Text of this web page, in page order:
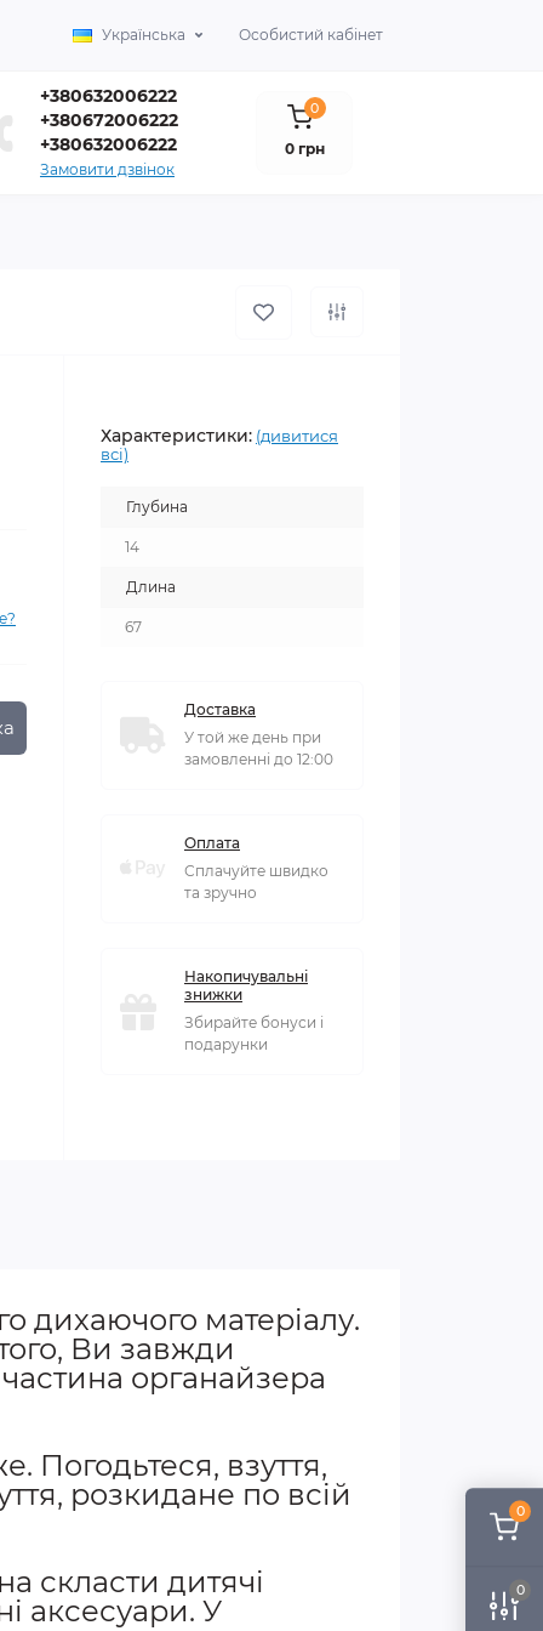
0
0
Українська Особистий кабінет
+380632006222
+380672006222
+380632006222
Замовити дзвінок
0
0 грн
Характеристики: (дивитися
всі)
Глубина
14
Длина
67
Доставка
У той же день при
замовленні до 12:00
Оплата
Сплачуйте швидко
та зручно
Накопичувальні
знижки
Збирайте бонуси і
подарунки
дихаючого матеріалу.
Ви завжди
органайзера
Погодьтеся, взуття,
розкидане по всій
скласти дитячі
аксесуари. У